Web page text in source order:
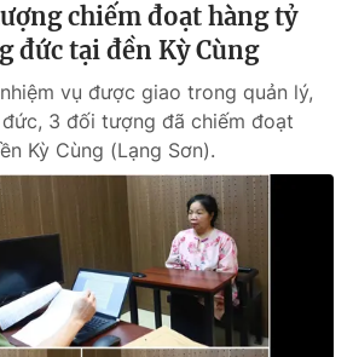
English
Truyền hình Việt Nam
báo VTV
chiếm đoạt hàng tỷ
đức tại đền Kỳ Cùng
vụ được giao trong quản lý,
3 đối tượng đã chiếm đoạt
Kỳ Cùng (Lạng Sơn).